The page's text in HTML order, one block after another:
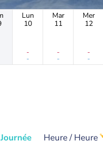
Lun
10
-
-
Mar
11
-
-
Mer
12
-
-
Journée Heure / Heure